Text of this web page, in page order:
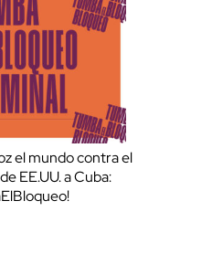
el mundo contra el
EE.UU. a Cuba: